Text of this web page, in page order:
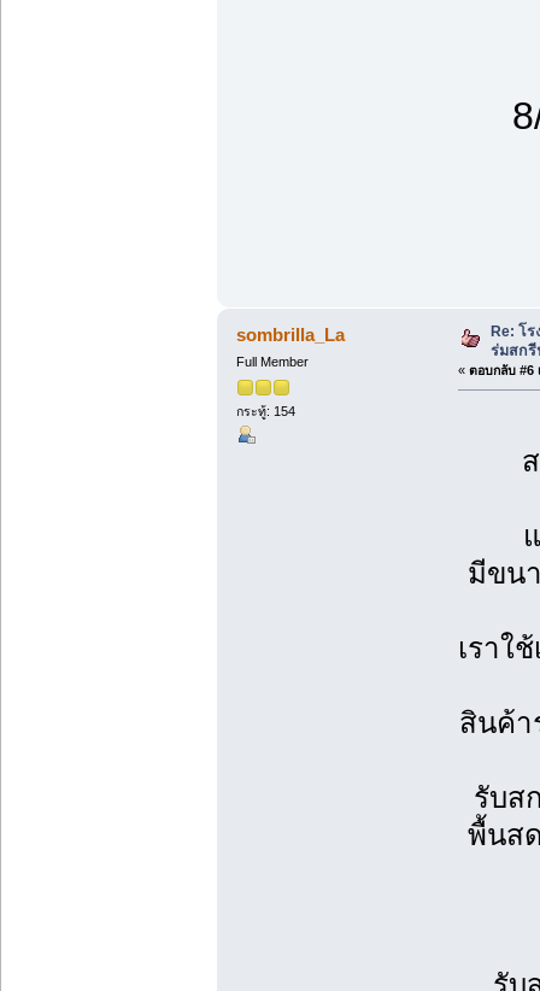
sombrilla_La
Full Member
กระทู้: 154
Re: โ
ร่มสกรี
« ตอบกลับ #6
มีขน
เราใ
สินค้า
รับส
พื้นส